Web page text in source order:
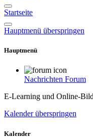
Startseite
Hauptmenü überspringen
Hauptmenü
Nachrichten Forum
E-Learning und Online-
Kalender überspringen
Kalender